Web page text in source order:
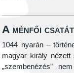
A ménfői
1044 nyarán –
magyar király
„szembenézés”